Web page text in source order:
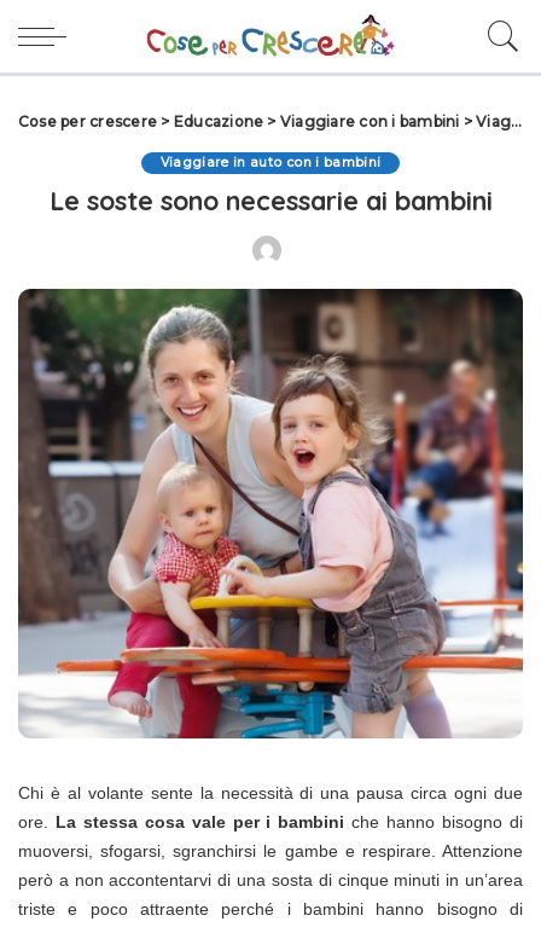
Cose per crescere > Educazione > Viaggiare con i bambini >Viaggiare in auto con i bambini
Viaggiare in auto con i bambini
Le soste sono necessarie ai bambini
Chi è al volante sente la necessità di una pausa circa ogni due
ore. La stessa cosa vale per i bambini che hanno bisogno di
muoversi, sfogarsi, sgranchirsi le gambe e respirare. Attenzione
però a non accontentarvi di una sosta di cinque minuti in un’area
triste e poco attraente perché i bambini hanno bisogno di